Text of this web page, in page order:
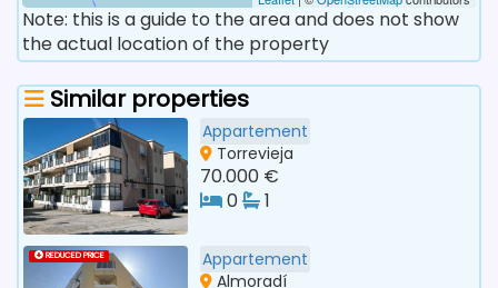
Note: this is a guide to the area and does not show
the actual location of the property
Similar properties
Appartement
Torrevieja
70.000 €
0
1
REDUCED PRICE
Appartement
Almoradí